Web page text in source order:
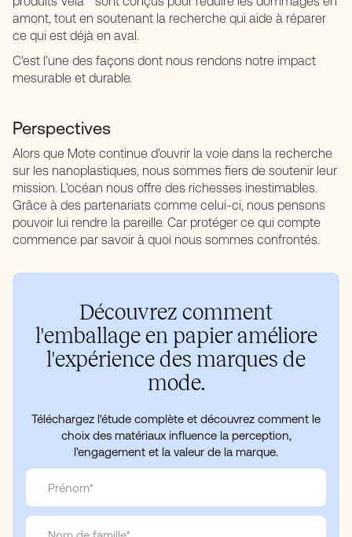
amont, tout en soutenant la recherche qui aide à réparer
ce qui est déjà en aval.
C'est l'une des façons dont nous rendons notre impact
mesurable et durable.
Perspectives
Alors que Mote continue d'ouvrir la voie dans la recherche
sur les nanoplastiques, nous sommes fiers de soutenir leur
mission. L'océan nous offre des richesses inestimables.
Grâce à des partenariats comme celui-ci, nous pensons
pouvoir lui rendre la pareille. Car protéger ce qui compte
commence par savoir à quoi nous sommes confrontés.
Découvrez comment
l'emballage en papier améliore
l'expérience des marques de
mode.
Téléchargez l'étude complète et découvrez comment le
choix des matériaux influence la perception,
l'engagement et la valeur de la marque.